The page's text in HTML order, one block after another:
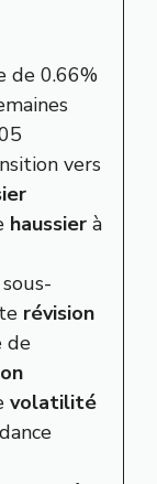
de 0.66%
vers
haussier à
sous-
révision
de
volatilité